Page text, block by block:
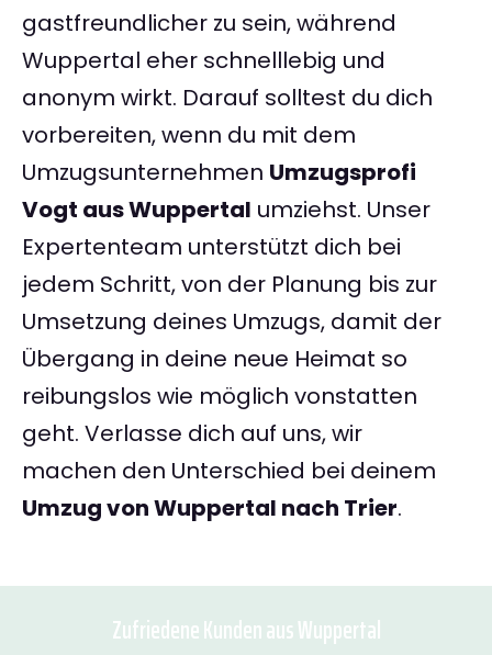
gastfreundlicher zu sein, während
Wuppertal eher schnelllebig und
anonym wirkt. Darauf solltest du dich
vorbereiten, wenn du mit dem
Umzugsunternehmen Umzugsprofi
Vogt aus Wuppertal umziehst. Unser
Expertenteam unterstützt dich bei
jedem Schritt, von der Planung bis zur
Umsetzung deines Umzugs, damit der
Übergang in deine neue Heimat so
reibungslos wie möglich vonstatten
geht. Verlasse dich auf uns, wir
machen den Unterschied bei deinem
Umzug von Wuppertal nach Trier.
Zufriedene Kunden aus Wuppertal